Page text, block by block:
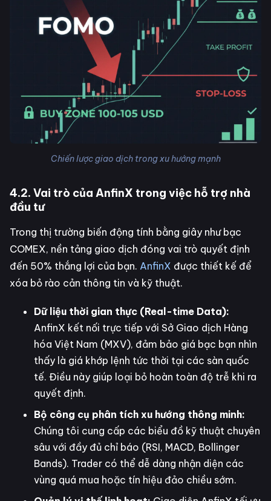
Chiến lược giao dịch trong xu hướng mạnh
4.2. Vai trò của AnfinX trong việc hỗ trợ nhà
đầu tư
Trong thị trường biến động tính bằng giây như bạc
COMEX, nền tảng giao dịch đóng vai trò quyết định
đến 50% thắng lợi của bạn. AnfinX được thiết kế để
xóa bỏ rào cản thông tin và kỹ thuật.
Dữ liệu thời gian thực (Real-time Data):
AnfinX kết nối trực tiếp với Sở Giao dịch Hàng
hóa Việt Nam (MXV), đảm bảo giá bạc bạn nhìn
thấy là giá khớp lệnh tức thời tại các sàn quốc
tế. Điều này giúp loại bỏ hoàn toàn độ trễ khi ra
quyết định.
Bộ công cụ phân tích xu hướng thông minh:
Chúng tôi cung cấp các biểu đồ kỹ thuật chuyên
sâu với đầy đủ chỉ báo (RSI, MACD, Bollinger
Bands). Trader có thể dễ dàng nhận diện các
vùng quá mua hoặc tín hiệu đảo chiều sớm.